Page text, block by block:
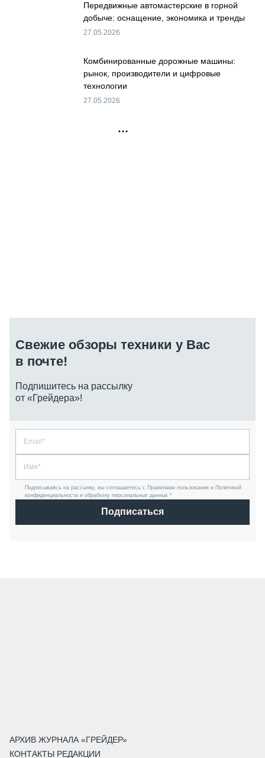
Передвижные автомастерские в горной
добыче: оснащение, экономика и тренды
27.05.2026
Комбинированные дорожные машины:
рынок, производители и цифровые
технологии
27.05.2026
Свежие обзоры техники у Вас
в почте!
Подпишитесь на рассылку
от «Грейдера»!
Подписываясь на рассылку, вы соглашаетесь с Правилами пользования и Политикой
конфиденциальности и обработку персональных данных *
Подписаться
АРХИВ ЖУРНАЛА «ГРЕЙДЕР»
КОНТАКТЫ РЕДАКЦИИ